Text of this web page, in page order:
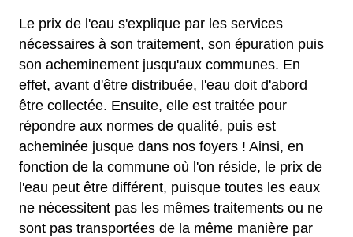
Le prix de l'eau s'explique par les services
nécessaires à son traitement, son épuration puis
son acheminement jusqu'aux communes. En
effet, avant d'être distribuée, l'eau doit d'abord
être collectée. Ensuite, elle est traitée pour
répondre aux normes de qualité, puis est
acheminée jusque dans nos foyers ! Ainsi, en
fonction de la commune où l'on réside, le prix de
l'eau peut être différent, puisque toutes les eaux
ne nécessitent pas les mêmes traitements ou ne
sont pas transportées de la même manière par